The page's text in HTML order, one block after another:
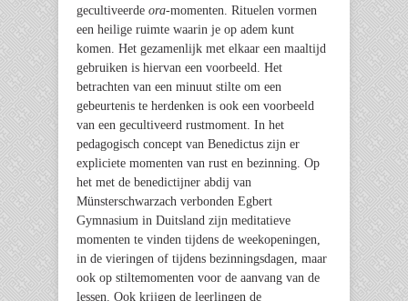
gecultiveerde ora-momenten. Rituelen vormen
een heilige ruimte waarin je op adem kunt
komen. Het gezamenlijk met elkaar een maaltijd
gebruiken is hiervan een voorbeeld. Het
betrachten van een minuut stilte om een
gebeurtenis te herdenken is ook een voorbeeld
van een gecultiveerd rustmoment. In het
pedagogisch concept van Benedictus zijn er
expliciete momenten van rust en bezinning. Op
het met de benedictijner abdij van
Münsterschwarzach verbonden Egbert
Gymnasium in Duitsland zijn meditatieve
momenten te vinden tijdens de weekopeningen,
in de vieringen of tijdens bezinningsdagen, maar
ook op stiltemomenten voor de aanvang van de
lessen. Ook krijgen de leerlingen de